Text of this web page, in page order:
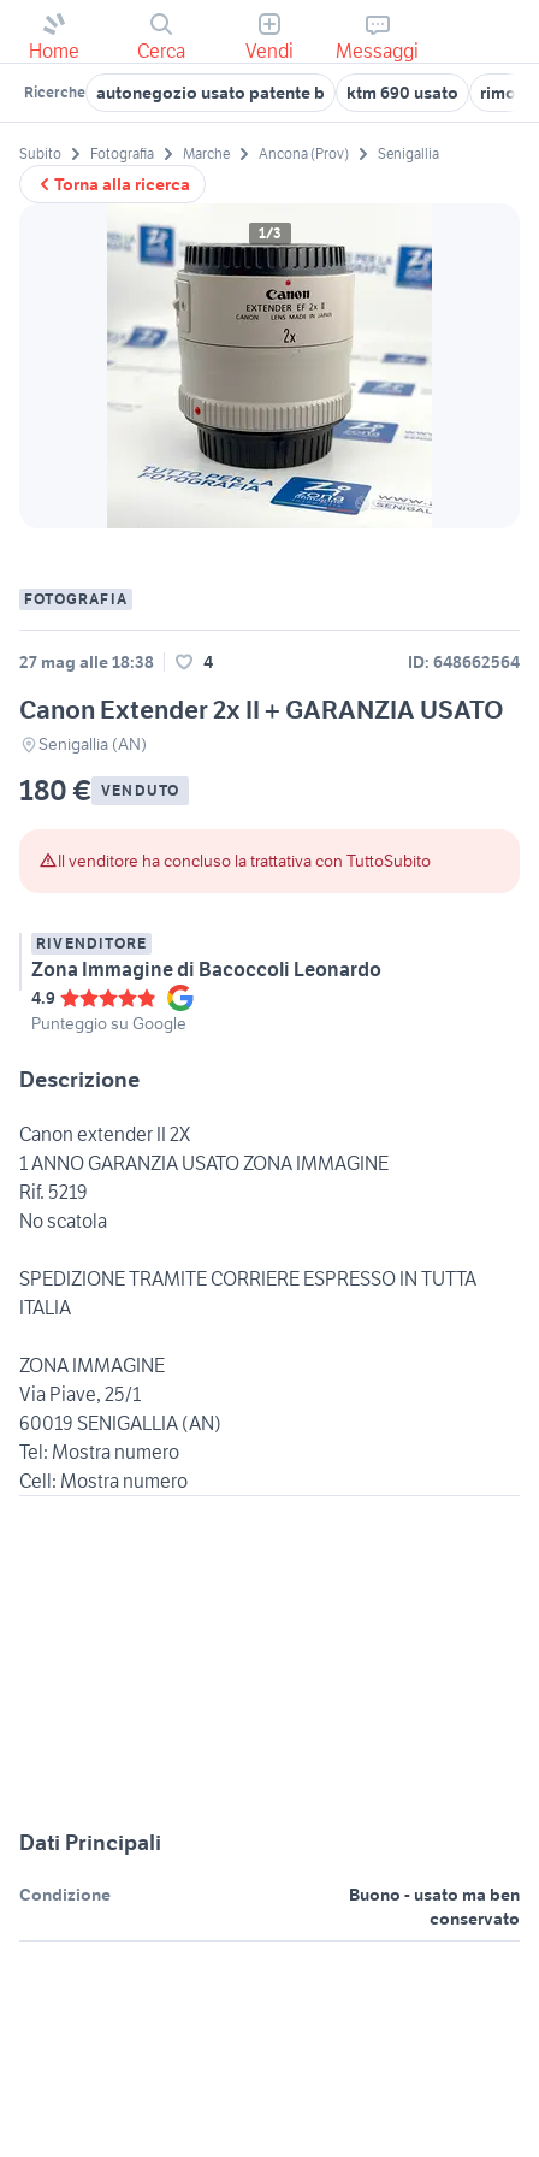
Home Cerca Vendi Messaggi
Ricerche autonegozio usato patente b ktm 690 usato
Torna alla ricerca
Subito Fotografia Marche Ancona (Prov) Senigallia
1/3
FOTOGRAFIA
27 mag alle 18:38 4 ID: 648662564
Canon Extender 2x II + GARANZIA USATO
Senigallia (AN)
180 € VENDUTO
Il venditore ha concluso la trattativa con TuttoSubito
RIVENDITORE
Zona Immagine di Bacoccoli Leonardo
4.9
Punteggio su Google
Descrizione
Canon extender II 2X
1 ANNO GARANZIA USATO ZONA IMMAGINE
Rif. 5219
No scatola
SPEDIZIONE TRAMITE CORRIERE ESPRESSO IN TUTTA
ITALIA
ZONA IMMAGINE
Via Piave, 25/1
60019 SENIGALLIA (AN)
Tel: Mostra numero
Cell: Mostra numero
Dati Principali
Condizione
Buono - usato ma ben
conservato